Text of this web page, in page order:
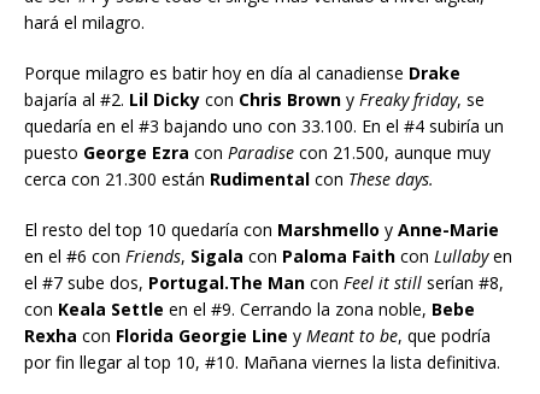
hará el milagro.
Porque milagro es batir hoy en día al canadiense Drake
bajaría al #2. Lil Dicky con Chris Brown y Freaky friday, se
quedaría en el #3 bajando uno con 33.100. En el #4 subiría un
puesto George Ezra con Paradise con 21.500, aunque muy
cerca con 21.300 están Rudimental con These days.
El resto del top 10 quedaría con Marshmello y Anne-Marie
en el #6 con Friends, Sigala con Paloma Faith con Lullabyen
el #7 sube dos, Portugal.The Man con Feel it still serían #8,
con Keala Settle en el #9. Cerrando la zona noble, Bebe
Rexha con Florida Georgie Line y Meant to be, que podría
por fin llegar al top 10, #10. Mañana viernes la lista definitiva.